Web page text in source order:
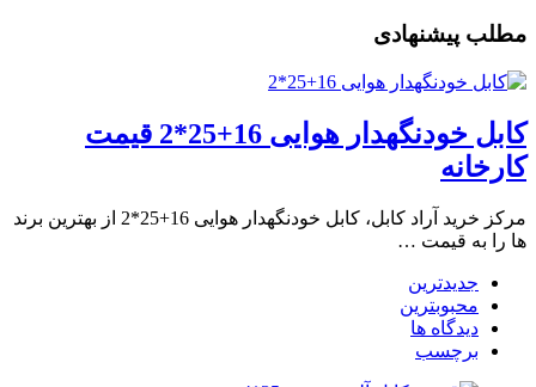
مطلب پیشنهادی
کابل خودنگهدار هوایی 16+25*2 قیمت
کارخانه
مرکز خرید آراد کابل، کابل خودنگهدار هوایی 16+25*2 از بهترین برند
ها را به قیمت …
جدیدترین
محبوبترین
دیدگاه ها
برچسب